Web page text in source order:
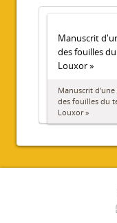
Manuscrit
des fouilles
Louxor »
Manuscrit d'une
des fouilles du
Louxor »